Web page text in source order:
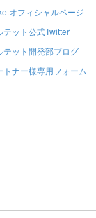
オフィシャルページ
テット公式Twitter
テット開発部ブログ
トナー様専用フォーム